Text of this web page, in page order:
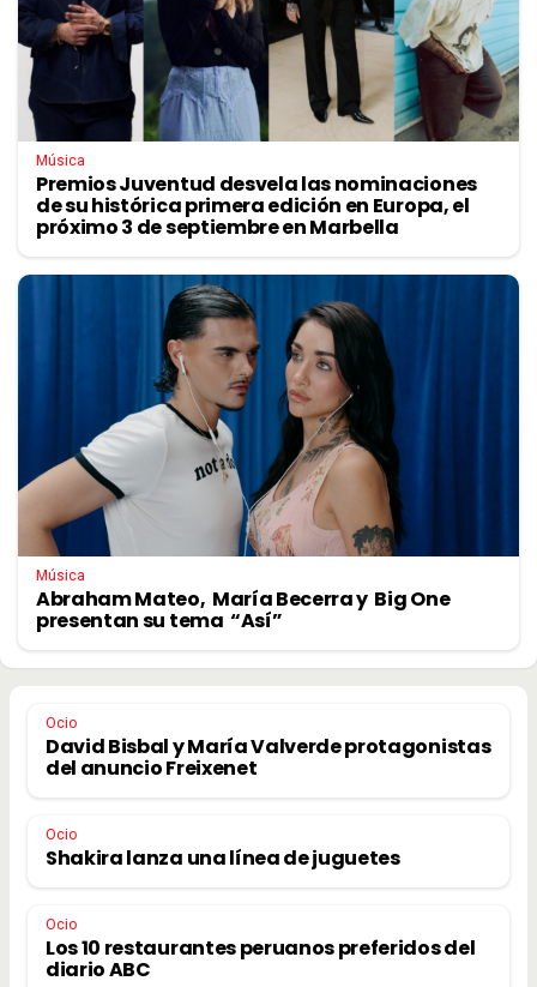
Música
Premios Juventud desvela las nominaciones
de su histórica primera edición en Europa, el
próximo 3 de septiembre en Marbella
Música
Abraham Mateo, María Becerra y Big One
presentan su tema “Así”
Ocio
David Bisbal y María Valverde protagonistas
del anuncio Freixenet
Ocio
Shakira lanza una línea de juguetes
Ocio
Los 10 restaurantes peruanos preferidos del
diario ABC